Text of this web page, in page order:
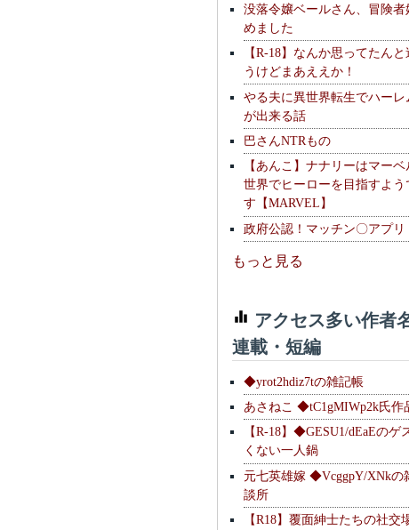
没落令嬢ベールさん、冒険者
めました
【R-18】なんか思ってたんと
うけどまあええか！
やる夫に異世界転生でハーレ
が出来る話
巴さんNTRもの
【あんこ】ナナリーはマーベ
世界でヒーローを目指すよう
す【MARVEL】
政府公認！マッチン〇アプリ
もっと見る
アクセス多い作者
連載・短編
◆yrot2hdiz7tの雑記帳
あさねこ ◆tC1gMIWp2k氏作
【R-18】◆GESU1/dEaEのゲ
くない一人鍋
元七英雄嫁 ◆VcggpY/XNkの
談所
【R18】覆面紳士たちの社交